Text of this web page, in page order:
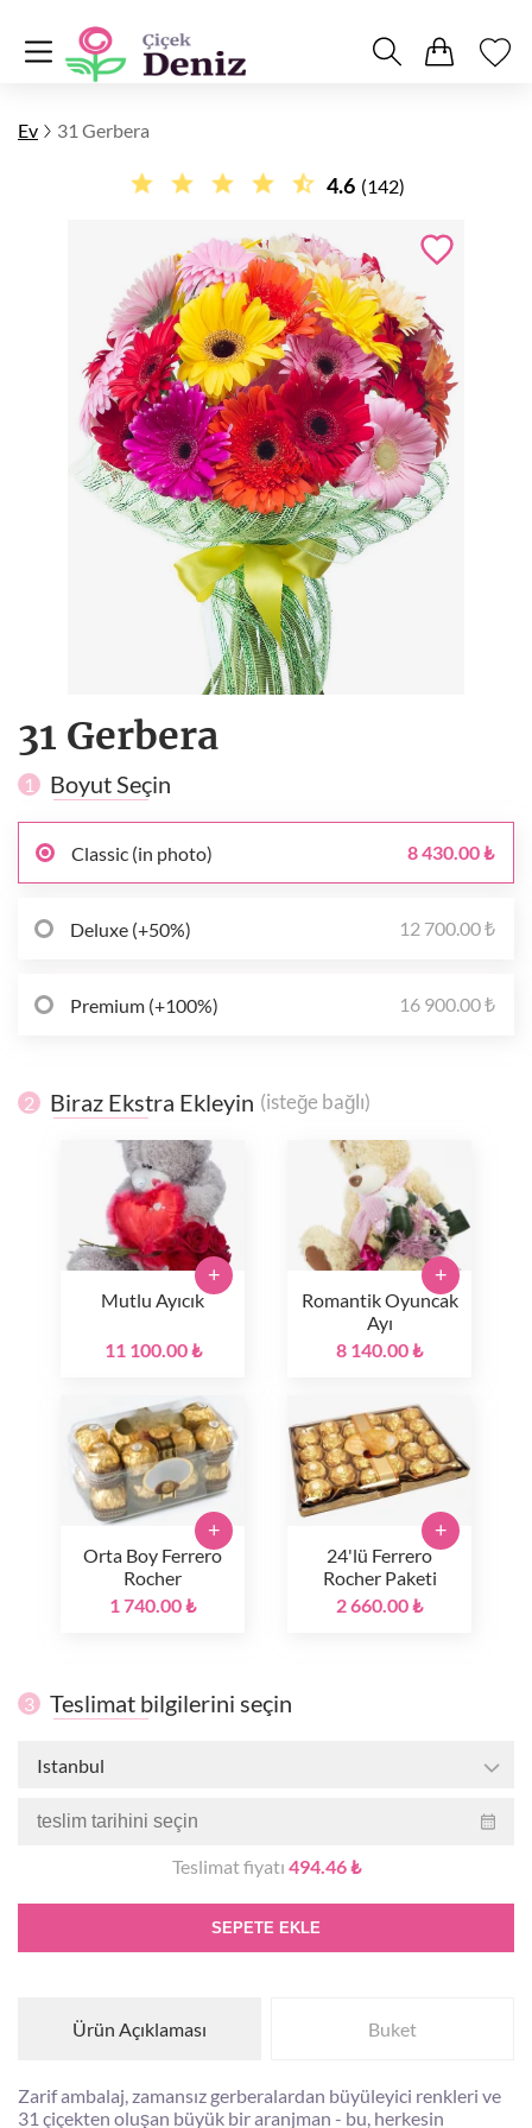
Ev 31 Gerbera
4.6 (142)
31 Gerbera
1 Boyut Seçin
Classic (in photo) 8 430.00 ₺
Deluxe (+50%) 12 700.00 ₺
Premium (+100%) 16 900.00 ₺
2 Biraz Ekstra Ekleyin (isteğe bağlı)
Mutlu Ayıcık
11 100.00 ₺
+
Romantik Oyuncak
Ayı
8 140.00 ₺
+
Orta Boy Ferrero
Rocher
1 740.00 ₺
+
24'lü Ferrero
Rocher Paketi
2 660.00 ₺
+
3 Teslimat bilgilerini seçin
Istanbul
Teslimat fiyatı 494.46 ₺
SEPETE EKLE
Ürün Açıklaması Buket
Zarif ambalaj, zamansız gerberalardan büyüleyici renkleri ve
31 çiçekten oluşan büyük bir aranjman - bu, herkesin